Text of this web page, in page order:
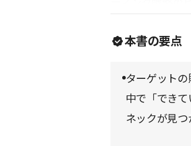
れまで著者が支
本書の要点
ターゲットの
中で「でき
ネックが見つ